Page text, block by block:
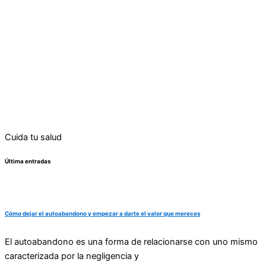
Cuida tu salud
Última entradas
Cómo dejar el autoabandono y empezar a darte el valor que mereces
El autoabandono es una forma de relacionarse con uno mismo
caracterizada por la negligencia y